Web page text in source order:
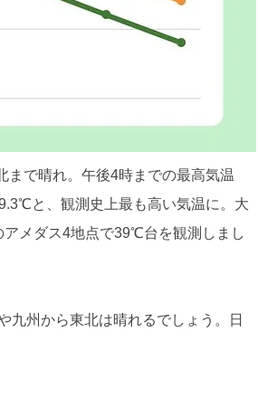
まで晴れ。午後4時までの最高気温
と、観測史上最も高い気温に。大
メダス4地点で39℃台を観測しまし
九州から東北は晴れるでしょう。日